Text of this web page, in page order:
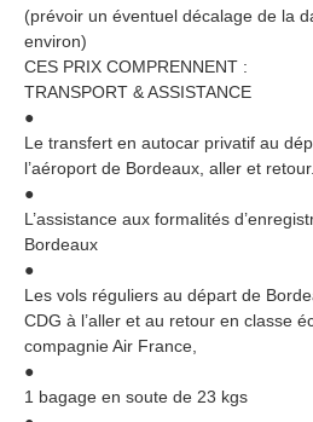
(prévoir un éventuel décalage de la
environ)
CES PRIX COMPRENNENT :
TRANSPORT & ASSISTANCE
●
Le transfert en autocar privatif au
l’aéroport de Bordeaux, aller et retour.
●
L’assistance aux formalités
Bordeaux
●
Les vols réguliers au départ de
CDG à l’aller et au retour en classe
compagnie Air France,
●
1 bagage en soute de 23 kgs